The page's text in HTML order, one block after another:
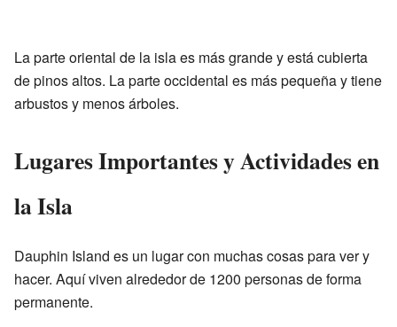
La parte oriental de la isla es más grande y está cubierta
de pinos altos. La parte occidental es más pequeña y tiene
arbustos y menos árboles.
Lugares Importantes y Actividades en
la Isla
Dauphin Island es un lugar con muchas cosas para ver y
hacer. Aquí viven alrededor de 1200 personas de forma
permanente.